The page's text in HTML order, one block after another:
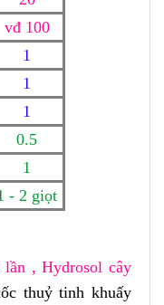
vđ 100
1
1
1
0.5
1
- 2 giọt
lần ,Hydrosol cây
thuỷ tinh khuấy